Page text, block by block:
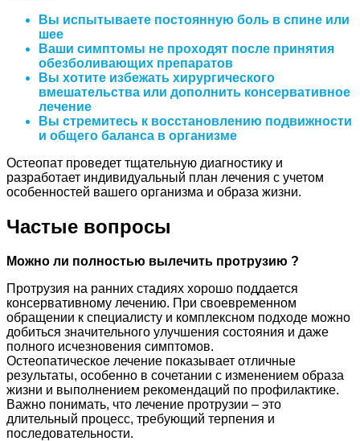
Вы испытываете постоянную боль в спине или
шее
Ваши симптомы не проходят после принятия
обезболивающих препаратов
Вы хотите избежать хирургического
вмешательства или дополнить консервативное
лечение
Вы стремитесь к восстановлению подвижности
и общего баланса в организме
Остеопат проведет тщательную диагностику и
разработает индивидуальный план лечения с учетом
особенностей вашего организма и образа жизни.
Частые вопросы
Можно ли полностью вылечить протрузию ?
Протрузия на ранних стадиях хорошо поддается
консервативному лечению. При своевременном
обращении к специалисту и комплексном подходе можно
добиться значительного улучшения состояния и даже
полного исчезновения симптомов.
Остеопатическое лечение показывает отличные
результаты, особенно в сочетании с изменением образа
жизни и выполнением рекомендаций по профилактике.
Важно понимать, что лечение протрузии – это
длительный процесс, требующий терпения и
последовательности.